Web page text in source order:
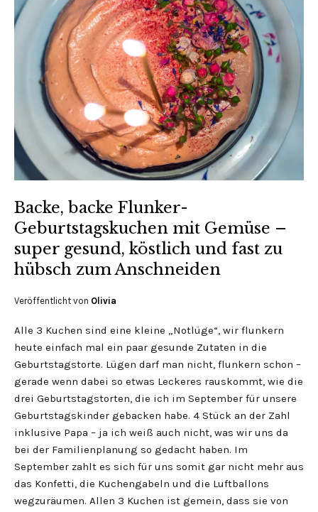
Backe, backe Flunker-
Geburtstagskuchen mit Gemüse –
super gesund, köstlich und fast zu
hübsch zum Anschneiden
Veröffentlicht von Olivia
Alle 3 Kuchen sind eine kleine „Notlüge“, wir flunkern
heute einfach mal ein paar gesunde Zutaten in die
Geburtstagstorte. Lügen darf man nicht, flunkern schon –
gerade wenn dabei so etwas Leckeres rauskommt, wie die
drei Geburtstagstorten, die ich im September für unsere
Geburtstagskinder gebacken habe. 4 Stück an der Zahl
inklusive Papa – ja ich weiß auch nicht, was wir uns da
bei der Familienplanung so gedacht haben. Im
September zahlt es sich für uns somit gar nicht mehr aus
das Konfetti, die Kuchengabeln und die Luftballons
wegzuräumen. Allen 3 Kuchen ist gemein, dass sie von